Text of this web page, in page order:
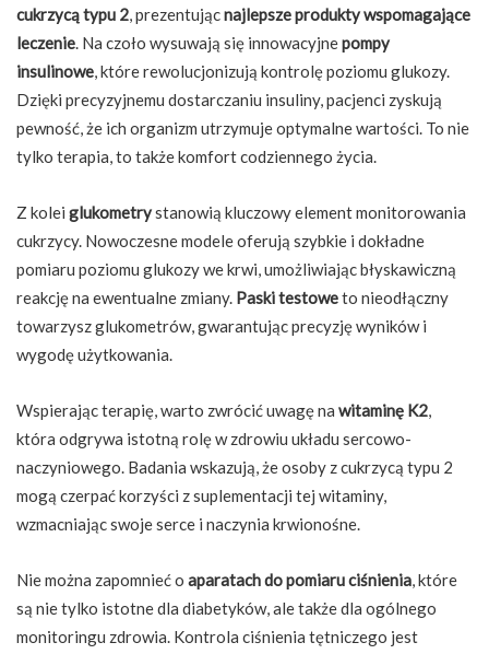
cukrzycą typu 2, prezentującnajlepsze produkty wspomagające
leczenie. Na czoło wysuwają się innowacyjnepompy
insulinowe, które rewolucjonizują kontrolę poziomu glukozy.
Dzięki precyzyjnemu dostarczaniu insuliny, pacjenci zyskują
pewność, że ich organizm utrzymuje optymalne wartości. To nie
tylko terapia, to także komfort codziennego życia.
Z kolei glukometrystanowią kluczowy element monitorowania
cukrzycy. Nowoczesne modele oferują szybkie i dokładne
pomiaru poziomu glukozy we krwi, umożliwiając błyskawiczną
reakcję na ewentualne zmiany. Paski testoweto nieodłączny
towarzysz glukometrów, gwarantując precyzję wyników i
wygodę użytkowania.
Wspierając terapię, warto zwrócić uwagę na witaminę K2,
która odgrywa istotną rolę w zdrowiu układu sercowo-
naczyniowego. Badania wskazują, że osoby z cukrzycą typu 2
mogą czerpać korzyści z suplementacji tej witaminy,
wzmacniając swoje serce i naczynia krwionośne.
Nie można zapomnieć o aparatach do pomiaru ciśnienia, które
są nie tylko istotne dla diabetyków, ale także dla ogólnego
monitoringu zdrowia. Kontrola ciśnienia tętniczego jest